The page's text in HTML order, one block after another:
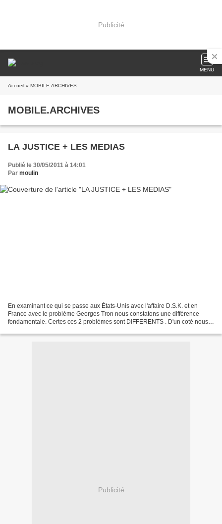
Publicité
MENU
Accueil » MOBILE.ARCHIVES
MOBILE.ARCHIVES
LA JUSTICE + LES MEDIAS
Publié le 30/05/2011 à 14:01
Par moulin
En examinant ce qui se passe aux États-Unis avec l'affaire D.S.K. et en
France avec le problème Georges Tron nous constatons une différence
fondamentale. Certes ces 2 problèmes sont DIFFERENTS . D'un coté nous
Publicité